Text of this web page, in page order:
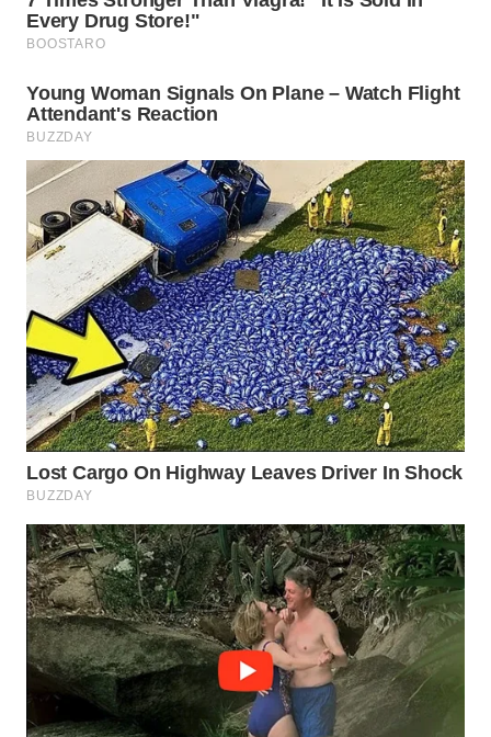
WN
WN
WN
CIREBON
WN
INDRAMAYU
WN
KUNINGAN
WN
MAJALENGKA
WN
SUBANG
WN
SUKABUMI
WN
PURWAKARTA